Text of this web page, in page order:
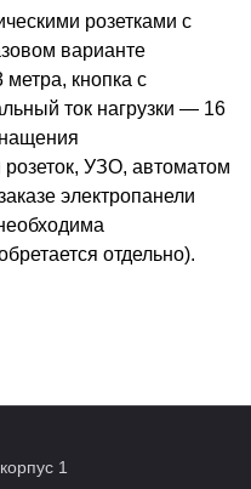
розетками с
варианте
метра, кнопка с
ток нагрузки — 16
УЗО, автоматом
электропанели
отдельно).
1